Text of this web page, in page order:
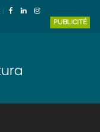
PUBLICITÉ